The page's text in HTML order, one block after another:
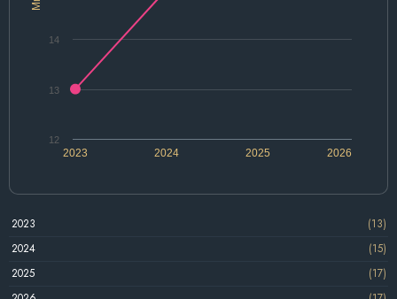
2024 2026
2023 2025
12
13
14
2023
(13)
2024
(15)
2025
(17)